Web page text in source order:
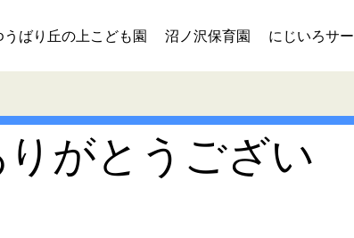
うばり丘の上こども園 沼ノ沢保育園 にじいろサ
がとうござい